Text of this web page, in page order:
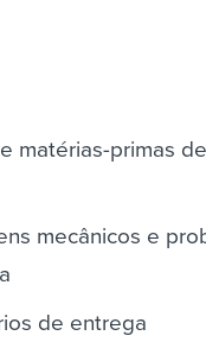
matérias-primas
mecânicos e
de entrega